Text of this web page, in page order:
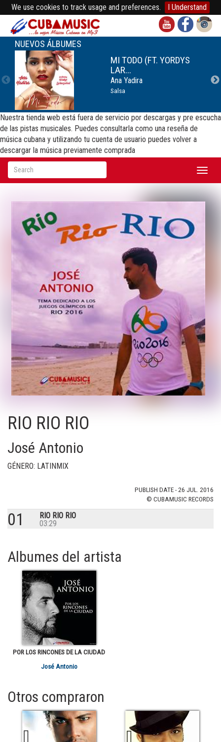
We use cookies to track usage and preferences. I Understand
NUEVOS ÁLBUMES
MI TODO (FT. YORDYS
LAR...
Ana Yadira
Salsa
Nuestra tienda web está fuera de servicio por descargas y pre escucha
de las pistas musicales. Puedes consultarla como una reseña de
música cubana y utilizando tu cuenta de usuario puedes volver a
descargar la música previamente comprada
RIO RIO RIO
José Antonio
GÉNERO: LATINMIX
PUBLISH DATE - 26 JUL. 2016
© CUBAMUSIC RECORDS
01
RIO RIO RIO
03:29
Albumes del artista
POR LOS RINCONES DE LA CIUDAD
José Antonio
Otros compraron